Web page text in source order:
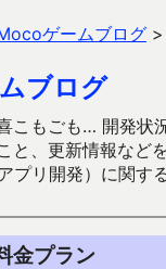
ゲームブログ >
ブログ
こもごも… 開発状
と、更新情報な
プリ開発）に関す
金プラン